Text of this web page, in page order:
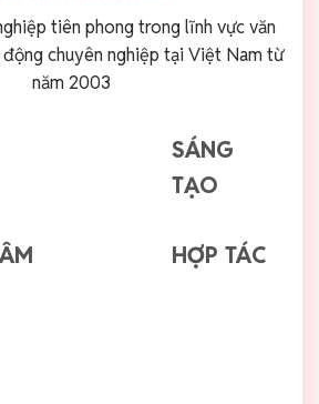
tiên phong trong lĩnh vực văn
chuyên nghiệp tại Việt Nam từ
năm 2003
SÁNG
TẠO
HỢP TÁC